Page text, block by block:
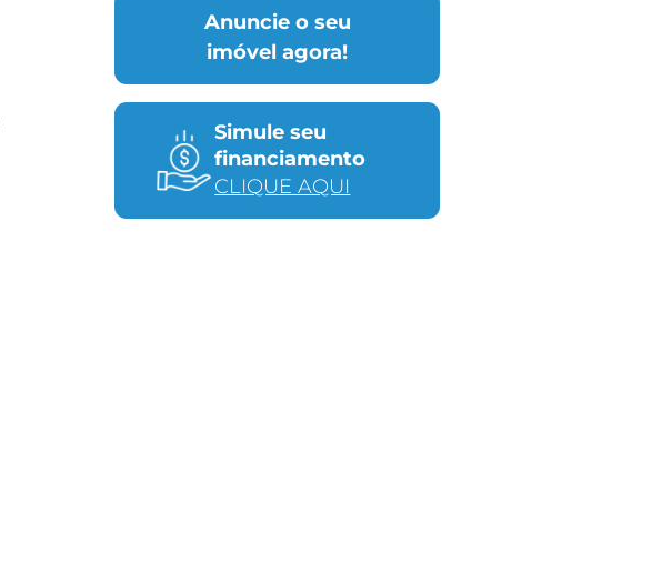
Anuncie o seu
imóvel agora!
Simule seu
financiamento
CLIQUE AQUI